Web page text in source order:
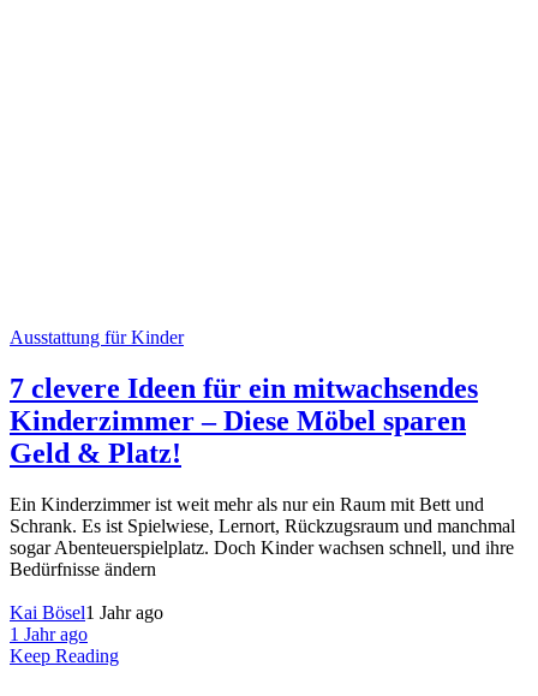
Ausstattung für Kinder
7 clevere Ideen für ein mitwachsendes
Kinderzimmer – Diese Möbel sparen
Geld & Platz!
Ein Kinderzimmer ist weit mehr als nur ein Raum mit Bett und
Schrank. Es ist Spielwiese, Lernort, Rückzugsraum und manchmal
sogar Abenteuerspielplatz. Doch Kinder wachsen schnell, und ihre
Bedürfnisse ändern
Kai Bösel1 Jahr ago
1 Jahr ago
Keep Reading